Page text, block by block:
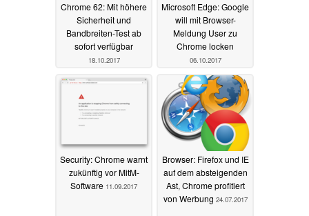
Chrome 62: Mit höhere
Sicherheit und
Bandbreiten-Test ab
sofort verfügbar
18.10.2017
Microsoft Edge: Google
will mit Browser-
Meldung User zu
Chrome locken
06.10.2017
Security: Chrome warnt
zukünftig vor MitM-
Software 11.09.2017
Browser: Firefox und IE
auf dem absteigenden
Ast, Chrome profitiert
von Werbung 24.07.2017